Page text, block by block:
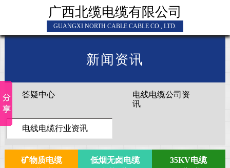
广西北缆电缆有限公司
GUANGXI NORTH CABLE CABLE CO., LTD.
新闻资讯
答疑中心
电线电缆公司资
讯
电线电缆行业资讯
矿物质电缆 低烟无卤电缆 35KV电缆